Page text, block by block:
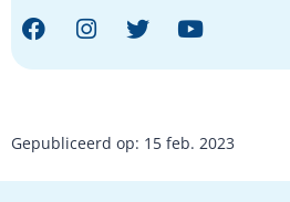
Gepubliceerd op: 15 feb. 2023